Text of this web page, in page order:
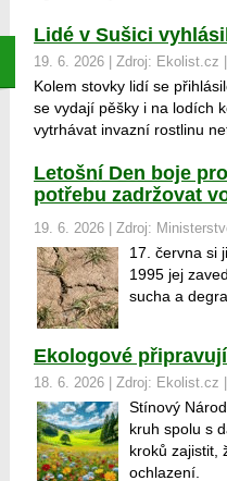
Lidé v Sušici
19. 6. 2026 | Zdroj: Ekolist.cz |
Kolem stovky lidí se
se vydají pěšky i na lodích
vytrhávat invazní rostlinu
Letošní Den boje
potřebu zadržovat
19. 6. 2026 | Zdroj:
17. června si
1995 jej
sucha a
Ekologové
18. 6. 2026 | Zdroj: Ekolist.cz |
Stínový
kruh spolu s
kroků zajistit,
ochlazení.